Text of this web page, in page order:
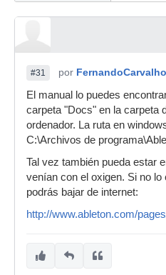
#31 por
El manual lo puedes
carpeta "Docs" en la carpeta
ordenador. La ruta en
C:\Archivos de
Tal vez también pueda estar
venían con el oxigen. Si no
podrás bajar de internet:
http://www.ableton.com/